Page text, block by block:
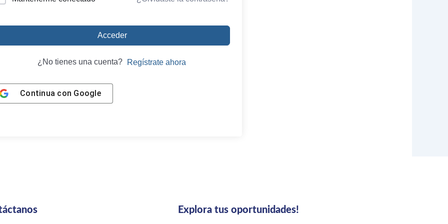
Acceder
¿No tienes una cuenta? Regístrate ahora
Continua con Google
Explora tus oportunidades!